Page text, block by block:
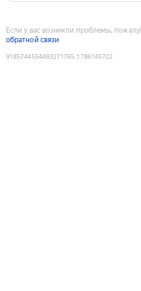
Если у вас возникли проблемы,
обратной связи
9185744554493271765:1786145702